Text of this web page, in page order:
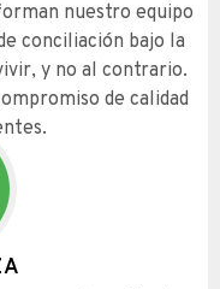
nuestro equipo
conciliación bajo la
y no al contrario.
de calidad